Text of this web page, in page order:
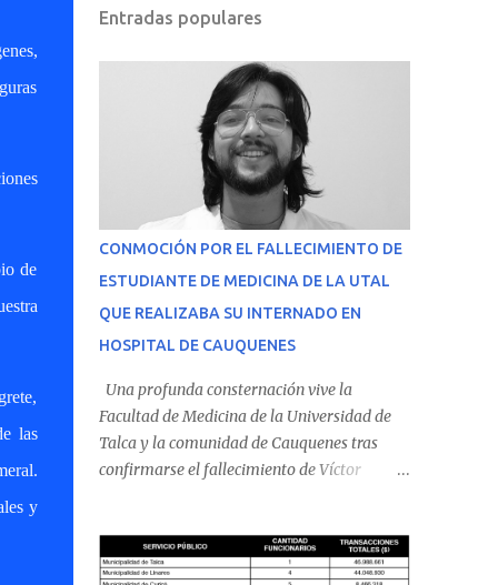
de
las
y
Entradas populares
CONMOCIÓN POR EL FALLECIMIENTO DE
ESTUDIANTE DE MEDICINA DE LA UTAL
QUE REALIZABA SU INTERNADO EN
HOSPITAL DE CAUQUENES
Una profunda consternación vive la
Facultad de Medicina de la Universidad de
Talca y la comunidad de Cauquenes tras
confirmarse el fallecimiento de Víctor
Cauquenes. De acuerdo con los antecedentes
conocidos, el joven se presentó a cumplir su